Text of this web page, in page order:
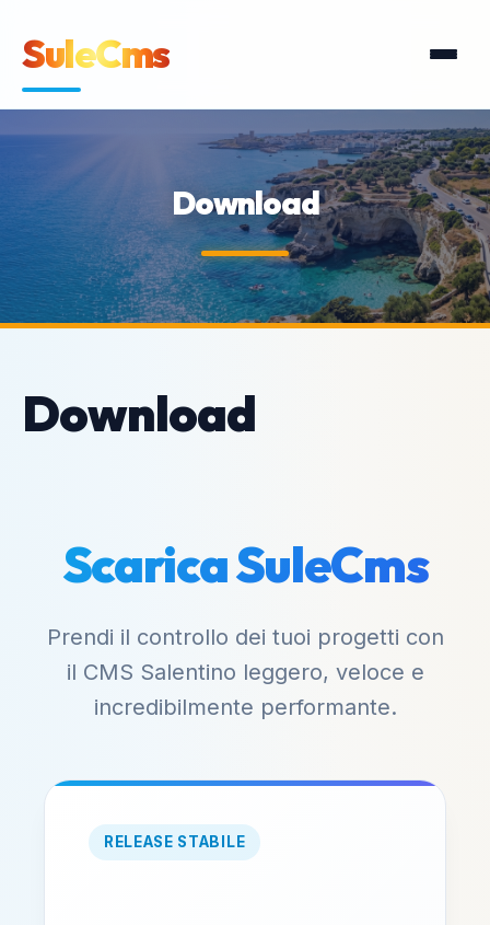
SuleCms
Download
Download
Scarica SuleCms
Prendi il controllo dei tuoi progetti con
il CMS Salentino leggero, veloce e
incredibilmente performante.
RELEASE STABILE